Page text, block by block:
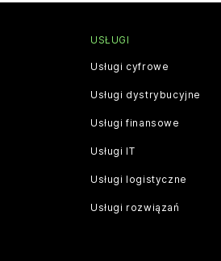
USŁUGI
Usługi cyfrowe
Usługi dystrybucyjne
Usługi finansowe
Usługi IT
Usługi logistyczne
Usługi rozwiązań